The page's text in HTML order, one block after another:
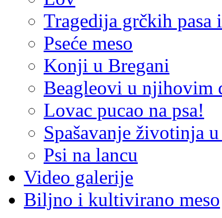
Tragedija grčkih pasa
Pseće meso
Konji u Bregani
Beagleovi u njihovim
Lovac pucao na psa!
Spašavanje životinja
Psi na lancu
Video galerije
Biljno i kultivirano meso